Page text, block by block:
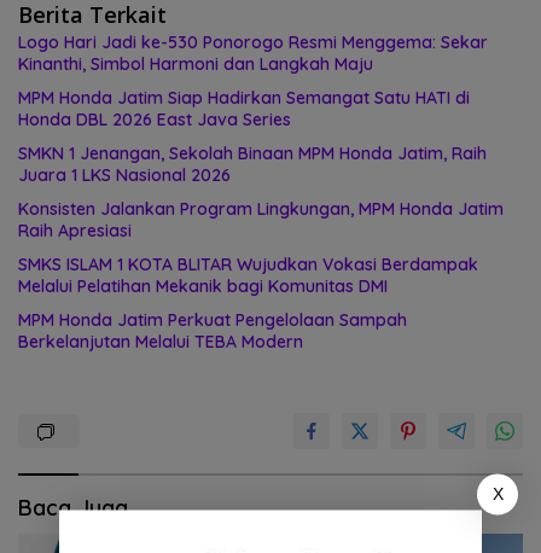
Berita Terkait
Logo Hari Jadi ke-530 Ponorogo Resmi Menggema: Sekar
Kinanthi, Simbol Harmoni dan Langkah Maju
MPM Honda Jatim Siap Hadirkan Semangat Satu HATI di
Honda DBL 2026 East Java Series
SMKN 1 Jenangan, Sekolah Binaan MPM Honda Jatim, Raih
Juara 1 LKS Nasional 2026
Konsisten Jalankan Program Lingkungan, MPM Honda Jatim
Raih Apresiasi
SMKS ISLAM 1 KOTA BLITAR Wujudkan Vokasi Berdampak
Melalui Pelatihan Mekanik bagi Komunitas DMI
MPM Honda Jatim Perkuat Pengelolaan Sampah
Berkelanjutan Melalui TEBA Modern
Baca Juga X